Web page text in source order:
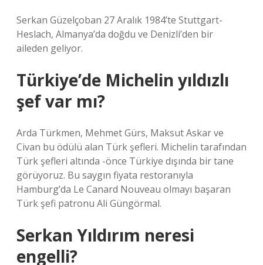
Serkan Güzelçoban 27 Aralık 1984’te Stuttgart-
Heslach, Almanya’da doğdu ve Denizli’den bir
aileden geliyor.
Türkiye’de Michelin yıldızlı
şef var mı?
Arda Türkmen, Mehmet Gürs, Maksut Askar ve
Civan bu ödülü alan Türk şefleri. Michelin tarafından
Türk şefleri altında -önce Türkiye dışında bir tane
görüyoruz. Bu saygın fiyata restoranıyla
Hamburg’da Le Canard Nouveau olmayı başaran
Türk şefi patronu Ali Güngörmal.
Serkan Yıldırım neresi
engelli?